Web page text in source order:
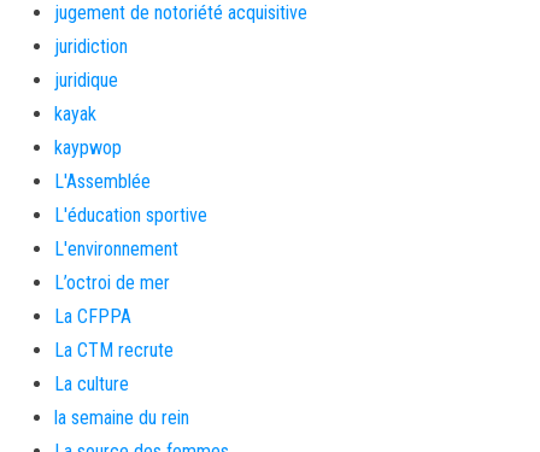
jugement de notoriété acquisitive
juridiction
juridique
kayak
kaypwop
L'Assemblée
L'éducation sportive
L'environnement
L’octroi de mer
La CFPPA
La CTM recrute
La culture
la semaine du rein